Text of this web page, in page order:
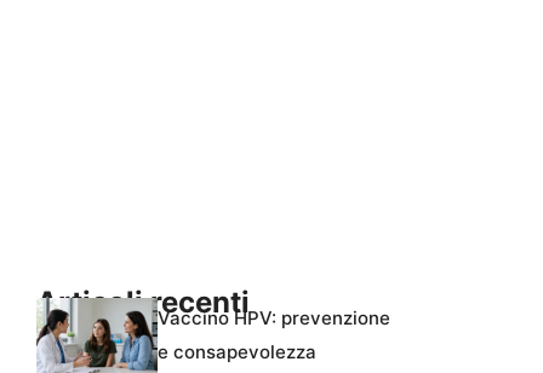
Articoli recentiVaccino HPV: prevenzione
e consapevolezza